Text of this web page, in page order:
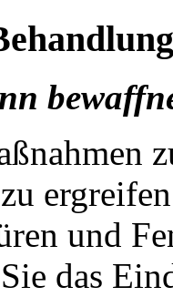
und
das